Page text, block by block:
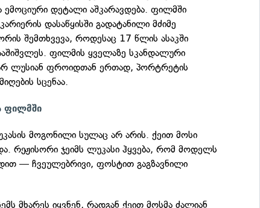
ემოციური დეტალი აშკარავდება. ფილმში
დასაწყისში გადატანილი მძიმე
შემთხვევა, როდესაც 17 წლის ასაკში
ფილმის ყველაზე სკანდალური
ლუსიან ფროიდთან ერთად, პორტრეტის
სცენაა.
ფილმში
მოგონილი სულაც არ არის. ქეით მოსი
რეჟისორი ჯეიმს ლუკასი ჰყვება, რომ მოდელს
— ჩვეულებრივი, ფოსტით გაგზავნილი
მხარეს იყვნენ, რადგან ქეით მოსმა ძალიან